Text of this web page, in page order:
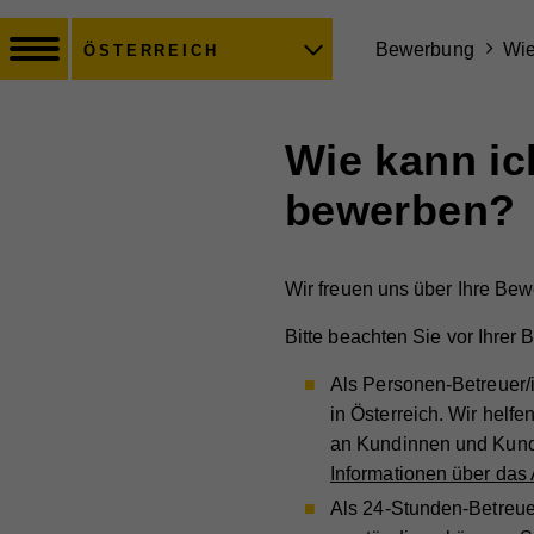
ÖSTERREICH Bewerbung
Wie kann
bewerben?
Wir freuen uns über Ihre
Bitte beachten Sie vor Ihrer
Als Personen-
in Österreich. Wir
an Kundinnen und
Informationen über
Als 24-Stunden-